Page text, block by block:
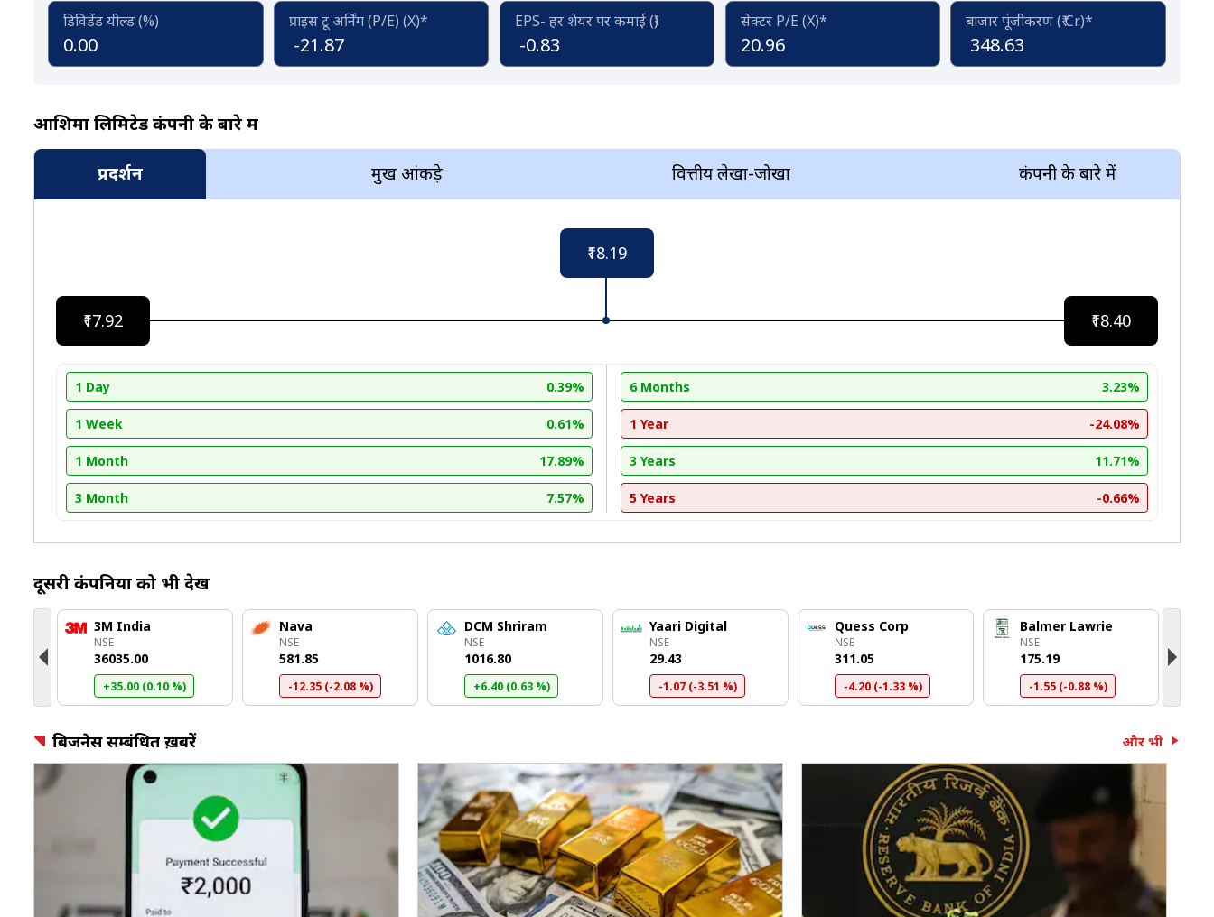
डिविडेंड यील्ड (%)
0.00
प्राइस टू अर्निंग (P/E) (X)*
-21.87
EPS- हर शेयर पर कमाई (₹)
-0.83
सेक्टर P/E (X)*
20.96
बाजार पूंजीकरण (₹ Cr.)*
348.63
आशिमा लिमिटेड कंपनी के बारे में
प्रदर्शन प्रमुख आंकड़े वित्तीय लेखा-जोखा कंपनी के बारे में
₹18.19
₹17.92 ₹18.40
1 Day 0.39%
1 Week 0.61%
1 Month 17.89%
3 Month 7.57%
6 Months 3.23%
1 Year -24.08%
3 Years 11.71%
5 Years -0.66%
दूसरी कंपनियों को भी देखें
3M India
NSE
₹36035.00
+35.00 (0.10 %)
Nava
NSE
₹581.85
-12.35 (-2.08 %)
DCM Shriram
NSE
₹1016.80
+6.40 (0.63 %)
Yaari Digital
NSE
₹29.43
-1.07 (-3.51 %)
Quess Corp
NSE
₹311.05
-4.20 (-1.33 %)
Balmer Lawrie
NSE
₹175.19
-1.55 (-0.88 %)
बिजनेस सम्बंधित ख़बरें और भी